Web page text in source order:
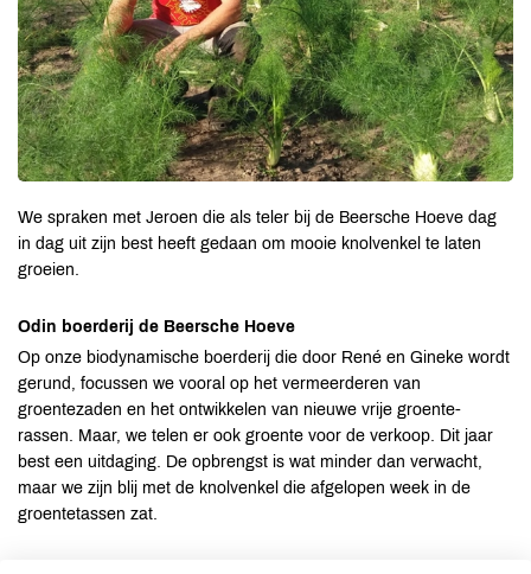
We spraken met Jeroen die als teler bij de Beersche Hoeve dag
in dag uit zijn best heeft gedaan om mooie knolvenkel te laten
groeien.
Odin boerderij de Beersche Hoeve
Op onze biodynamische boerderij die door René en Gineke wordt
gerund, focussen we vooral op het vermeerderen van
groentezaden en het ontwikkelen van nieuwe vrije groente-
rassen. Maar, we telen er ook groente voor de verkoop. Dit jaar
best een uitdaging. De opbrengst is wat minder dan verwacht,
maar we zijn blij met de knolvenkel die afgelopen week in de
groentetassen zat.